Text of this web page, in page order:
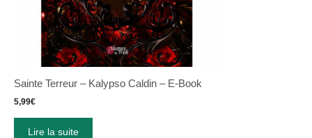
Sainte Terreur – Kalypso Caldin – E-Book
5,99€
Lire la suite